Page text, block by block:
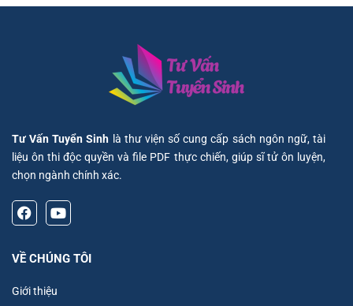
Tư Vấn Tuyển Sinh là thư viện số cung cấp sách ngôn ngữ, tài
liệu ôn thi độc quyền và file PDF thực chiến, giúp sĩ tử ôn luyện,
chọn ngành chính xác.
VỀ CHÚNG TÔI
Giới thiệu